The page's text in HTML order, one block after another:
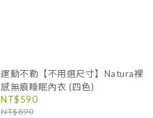
運動不勒【不用選尺寸】Natura裸
感無痕睡眠內衣 (四色)
NT$590
NT$890